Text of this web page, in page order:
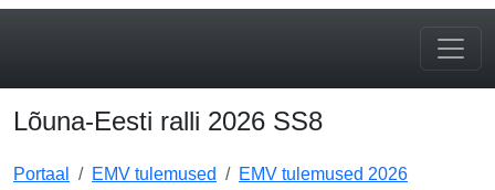
Lõuna-Eesti ralli 2026 SS8
Portaal EMV tulemused
EMV tulemused 2026